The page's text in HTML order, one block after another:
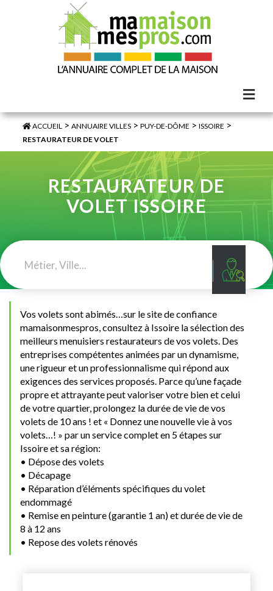
ACCUEIL >ANNUAIRE VILLES >PUY-DE-DÔME >ISSOIRE >
RESTAURATEUR DE VOLET
RESTAURATEUR DE
VOLET ISSOIRE
Vos volets sont abimés…sur le site de confiance
mamaisonmespros, consultez à Issoire la sélection des
meilleurs menuisiers restaurateurs de vos volets. Des
entreprises compétentes animées par un dynamisme,
une rigueur et un professionnalisme qui répond aux
exigences des services proposés. Parce qu’une façade
propre et attrayante peut valoriser votre bien et celui
de votre quartier, prolongez la durée de vie de vos
volets de 10 ans ! et « Donnez une nouvelle vie à vos
volets…! » par un service complet en 5 étapes sur
Issoire et sa région:
• Dépose des volets
• Décapage
• Réparation d’éléments spécifiques du volet
endommagé
• Remise en peinture (garantie 1 an) et durée de vie de
8 à 12 ans
• Repose des volets rénovés